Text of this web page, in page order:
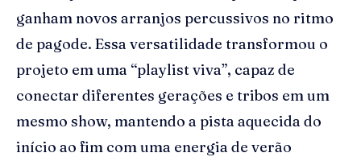
ganham novos arranjos percussivos no ritmo
de pagode. Essa versatilidade transformou o
projeto em uma “playlist viva”, capaz de
conectar diferentes gerações e tribos em um
mesmo show, mantendo a pista aquecida do
início ao fim com uma energia de verão